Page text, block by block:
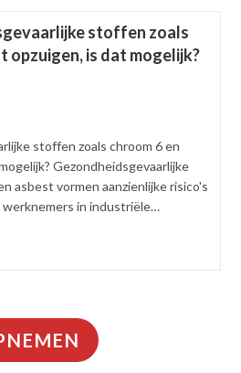
stoffen zoals
opzuigen, is dat mogelijk?
stoffen zoals chroom 6 en
Gezondheidsgevaarlijke
asbest vormen aanzienlijke risico's
werknemers in industriële…